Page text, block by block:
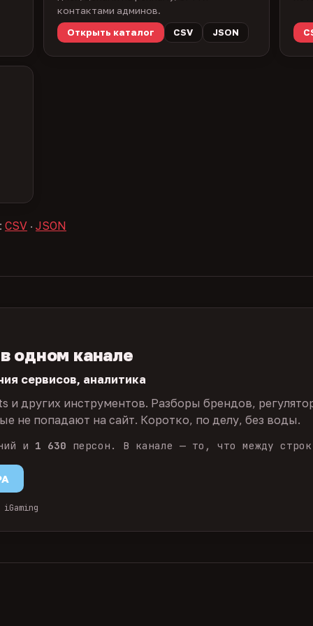
контактами админов.
Открыть каталог
CSV JSON
CSV · JSON
одном канале
сервисов, аналитика
и других инструментов. Разборы брендов,
не попадают на сайт. Коротко, по делу, без воды.
и 1 630 персон. В канале — то, что между